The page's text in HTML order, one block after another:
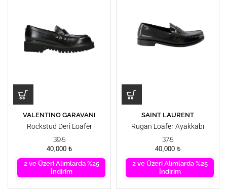
VALENTINO GARAVANI
Rockstud Deri Loafer
39.5
40,000 ₺
2 ve Üzeri Alımlarda %25
İndirim
SAINT LAURENT
Rugan Loafer Ayakkabı
37.5
40,000 ₺
2 ve Üzeri Alımlarda %25
İndirim